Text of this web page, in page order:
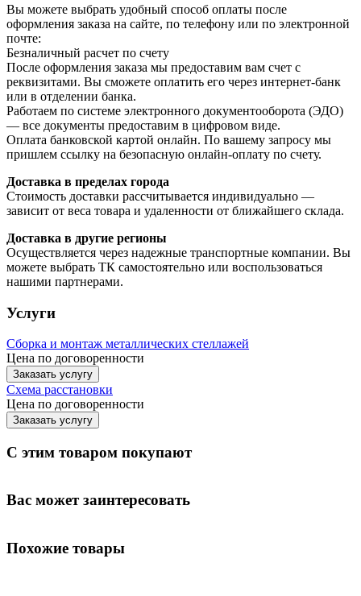
Вы можете выбрать удобный способ оплаты после
оформления заказа на сайте, по телефону или по электронной
почте:
Безналичный расчет по счету
После оформления заказа мы предоставим вам счет с
реквизитами. Вы сможете оплатить его через интернет-банк
или в отделении банка.
Работаем по системе электронного документооборота (ЭДО)
— все документы предоставим в цифровом виде.
Оплата банковской картой онлайн. По вашему запросу мы
пришлем ссылку на безопасную онлайн-оплату по счету.
Доставка в пределах города
Стоимость доставки рассчитывается индивидуально —
зависит от веса товара и удаленности от ближайшего склада.
Доставка в другие регионы
Осуществляется через надежные транспортные компании. Вы
можете выбрать ТК самостоятельно или воспользоваться
нашими партнерами.
Услуги
Сборка и монтаж металлических стеллажей
Цена по договоренности
Заказать услугу
Схема расстановки
Цена по договоренности
Заказать услугу
С этим товаром покупают
Вас может заинтересовать
Похожие товары